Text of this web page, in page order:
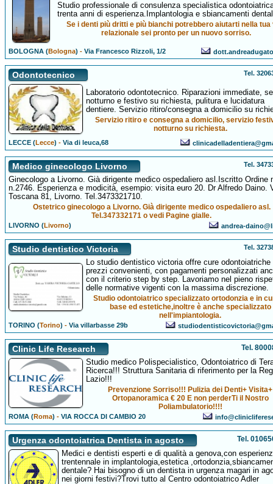
Studio professionale di consulenza specialistica
trenta anni di esperienza.Implantologia e sbiancamenti
Se i denti più dritti e più bianchi potrebbero aiutarti nella tua
relazionale sei pronto per un nuovo sorriso.
BOLOGNA (Bologna) -Via Francesco Rizzoli, 1/2
Odontotecnico Tel.
Laboratorio odontotecnico. Riparazioni immediate,
notturno e festivo su richiesta, pulitura e lucidatura
dentiere. Servizio ritiro/consegna a domicilio su
Servizio ritiro e consegna a domicilio, servizio
notturno su richiesta.
LECCE (Lecce) -Via di leuca,68
Medico ginecologo Livorno Tel.
Ginecologo a Livorno. Già dirigente medico ospedaliero asl.Iscritto Ordine
n.2746. Esperienza e modicità, esempio: visita euro 20. Dr Alfredo Daino.
Toscana 81, Livorno. Tel.3473321710.
Ostetrico ginecologo a Livorno. Già dirigente medico ospedaliero asl.
Tel.347332171 o vedi Pagine gialle.
LIVORNO (Livorno) andrea-
Studio dentistico Victoria Tel.
Lo studio dentistico victoria offre cure odontoiatriche
prezzi convenienti, con pagamenti personalizzati
con il criterio step by step. Lavoriamo nel pieno
delle normative vigenti con la massima discrezione.
Studio odontoiatrico specializzato ortodonzia e in
base ed estetiche,inoltre è anche specializzato
nell'impiantologia.
TORINO (Torino) -Via villarbasse 29b
Clinic Life Research Tel.
Studio medico Polispecialistico, Odontoiatrico di
Ricerca!!! Struttura Sanitaria di riferimento per la
Lazio!!!
Prevenzione Sorriso!!! Pulizia dei Denti+ Visita+
Ortopanoramica € 20 E non perderTi il Nostro
Poliambulatorio!!!!
ROMA (Roma) -VIA ROCCA DI CAMBIO 20
Urgenza odontoiatrica Dentista in agosto Tel.
Medici e dentisti esperti e di qualità a genova,con
trentennale in implantologia,estetica
dentale? Hai bisogno di un dentista in urgenza magari in
nei giorni festivi?Trovi tutto al Centro odontoiatrico Adler